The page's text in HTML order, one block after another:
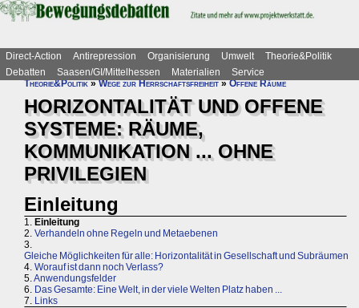
Direct-Action Antirepression Organisierung Umwelt
Theorie&Politik
Debatten
Saasen/GI/Mittelhessen Materialien
Service
Theorie&Politik»Wege zur Herrschaftsfreiheit»Offene Räume
HORIZONTALITÄT UND OFFENE
SYSTEME: RÄUME,
KOMMUNIKATION ... OHNE
PRIVILEGIEN
Einleitung
1. Einleitung
2. Verhandeln ohne Regeln und Metaebenen
3.
Gleiche Möglichkeiten für alle: Horizontalität in Gesellschaft und Subräumen
4. Worauf ist dann noch Verlass?
5.Anwendungsfelder
6. Das Gesamte: Eine Welt, in der viele Welten Platz haben ...
7. Links